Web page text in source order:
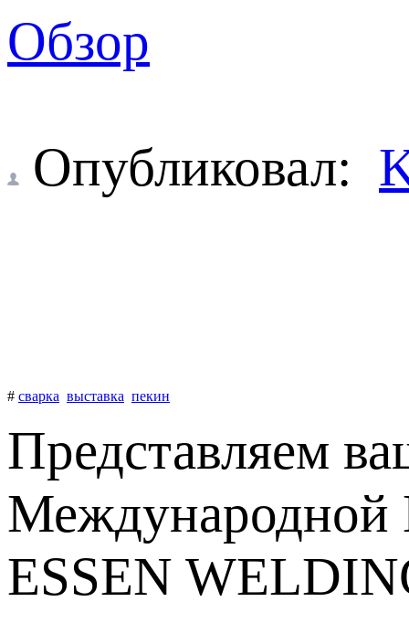
Обзор
Опубликовал:
# сварка выставка пекин
Представляем
Международной
ESSEN